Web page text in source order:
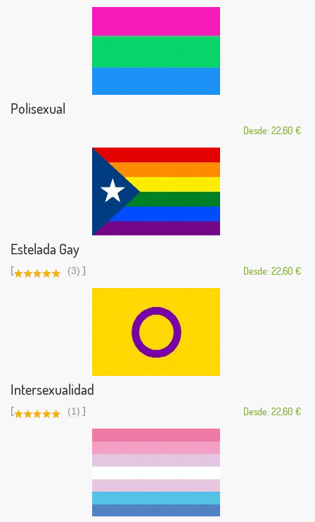
Polisexual
Desde: 22,60 €
Estelada Gay
[ (3) ] Desde: 22,60 €
Intersexualidad
[ (1) ] Desde: 22,60 €